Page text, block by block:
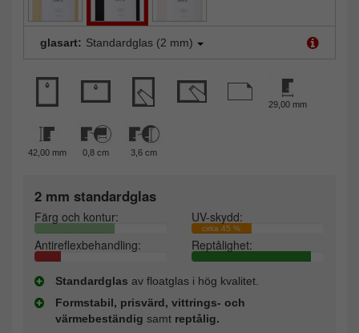
glasart: Standardglas (2 mm)
29,00 mm
42,00 mm 0,8 cm 3,6 cm
2 mm standardglas
Färg och kontur: UV-skydd:
cirka 45 %
Antireflexbehandling: Reptålighet:
Standardglas av floatglas i hög kvalitet.
Formstabil, prisvärd, vittrings- och
värmebeständig samt reptålig.